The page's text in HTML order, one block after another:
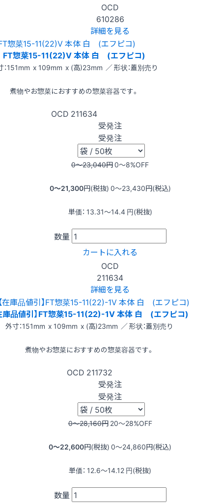
OCD
610286
詳細を見る
FT惣菜15-11(22)V 本体 白 (エフピコ)
：151mm x 109mm x (高)23mm ／ 形状：蓋別売り
煮物やお惣菜におすすめの惣菜容器です。
OCD 211634
受発注
受発注
0〜23,040円0〜8%OFF
0〜21,300円(税抜) 0〜23,430円(税込)
単価： 13.31〜14.4 円(税抜)
数量
カートに入れる
OCD
211634
詳細を見る
庫品値引】FT惣菜15-11(22)-1V 本体 白 (エフピコ)
外寸：151mm x 109mm x (高)23mm ／ 形状：蓋別売り
煮物やお惣菜におすすめの惣菜容器です。
OCD 211732
受発注
受発注
0〜28,160円 20〜28%OFF
0〜22,600円(税抜) 0〜24,860円(税込)
単価： 12.6〜14.12 円(税抜)
数量